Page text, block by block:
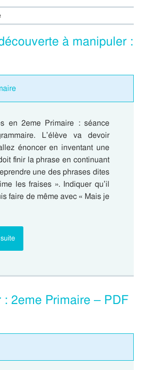
à manipuler :
en 2eme Primaire : séance
L’élève va devoir
énoncer en inventant une
finir la phrase en continuant
une des phrases dites
les fraises ». Indiquer qu’il
faire de même avec « Mais je
2eme Primaire – PDF